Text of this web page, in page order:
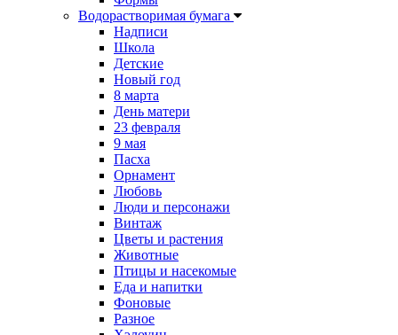
Водорастворимая бумага
Надписи
Школа
Детские
Новый год
8 марта
День матери
23 февраля
9 мая
Пасха
Орнамент
Любовь
Люди и персонажи
Винтаж
Цветы и растения
Животные
Птицы и насекомые
Еда и напитки
Фоновые
Разное